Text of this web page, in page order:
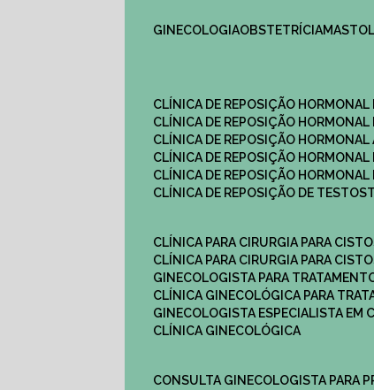
GINECOLOGIA
OBSTETRÍCIA
CLÍNICA DE REPOSIÇÃO
CLÍNICA DE REPOSIÇÃO
CLÍNICA DE REPOSIÇÃO HORMONAL
CLÍNICA DE REPOSIÇÃO
CLÍNICA DE REPOSIÇÃO HORMONAL
CLÍNICA DE REPOSIÇÃO DE
CLÍNICA PARA CIRURGIA PARA
CLÍNICA PARA CIRURGIA PARA
GINECOLOGISTA PARA
CLÍNICA GINECOLÓGICA PARA
GINECOLOGISTA ESPECIALISTA EM
CLÍNICA GINECOLÓGICA
CONSULTA GINECOLOGISTA PARA